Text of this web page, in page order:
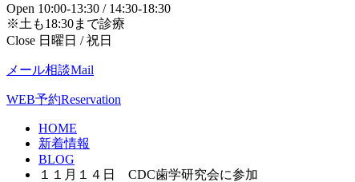
Open 10:00-13:30 / 14:30-18:30
※土も18:30まで診療
Close 日曜日 / 祝日
メール相談Mail
WEB予約Reservation
HOME
新着情報
BLOG
１１月１４日 CDC歯学研究会に参加